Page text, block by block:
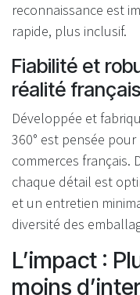
reconnaissance est
rapide, plus inclusif.
Fiabilité et
réalité
Développée et
360° est pensée
commerces français.
chaque détail est
et un entretien
diversité des
L’impact :
moins